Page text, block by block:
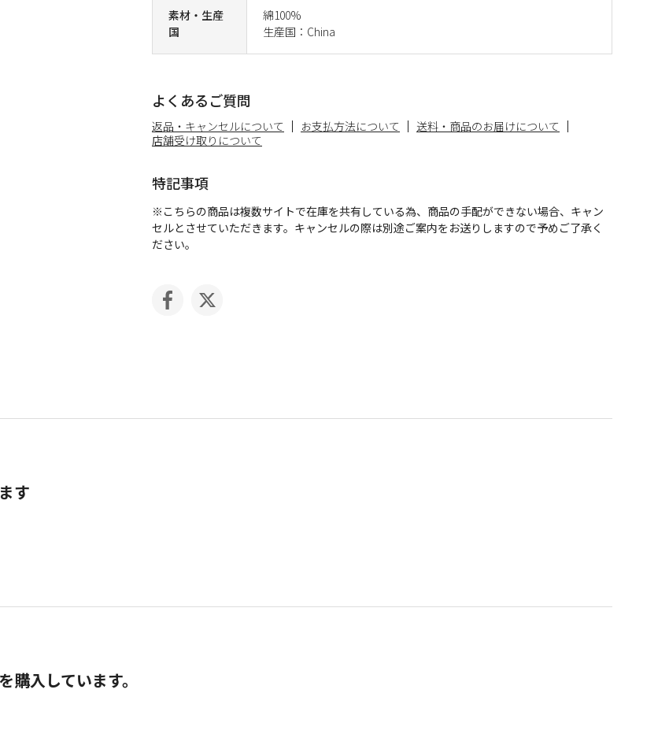
素材・生産
国
綿100%
生産国：China
よくあるご質問
返品・キャンセルについて お支払方法について
送料・商品のお届けについて
店舗受け取りについて
特記事項
※こちらの商品は複数サイトで在庫を共有している為、商品の手配ができない場合、キャン
セルとさせていただきます。キャンセルの際は別途ご案内をお送りしますので予めご了承く
ださい。
す
入しています。